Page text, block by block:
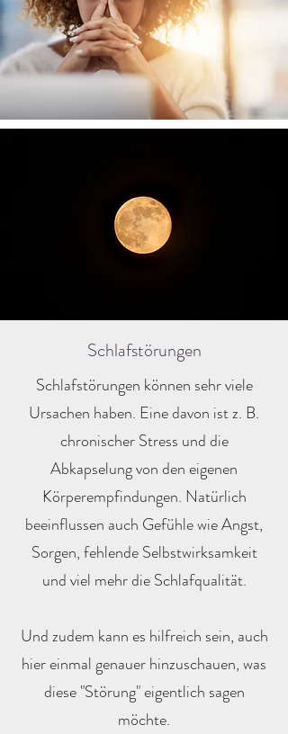
Schlafstörungen
Schlafstörungen können sehr viele
Ursachen haben. Eine davon ist z. B.
chronischer Stress und die
Abkapselung von den eigenen
Körperempfindungen. Natürlich
beeinflussen auch Gefühle wie Angst,
Sorgen, fehlende Selbstwirksamkeit
und viel mehr die Schlafqualität.
Und zudem kann es hilfreich sein, auch
hier einmal genauer hinzuschauen, was
diese "Störung" eigentlich sagen
möchte.